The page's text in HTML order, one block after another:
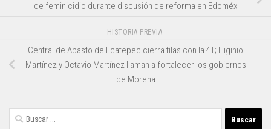
de feminicidio durante discusión de reforma en Edoméx
HISTORIA PREVIA
Central de Abasto de Ecatepec cierra filas con la 4T; Higinio
Martínez y Octavio Martínez llaman a fortalecer los gobiernos
de Morena
Buscar: